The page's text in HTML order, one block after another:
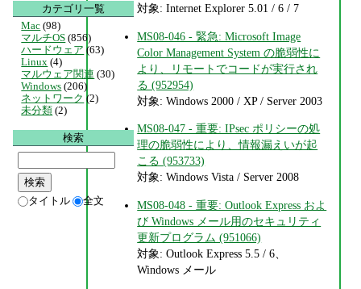
対象: Internet Explorer 5.01 / 6 / 7
MS08-046 - 緊急: Microsoft Image
Color Management System の脆弱性に
より、リモートでコードが実行され
る (952954)
対象: Windows 2000 / XP / Server 2003
MS08-047 - 重要: IPsec ポリシーの処
理の脆弱性により、情報漏えいが起
こる (953733)
対象: Windows Vista / Server 2008
MS08-048 - 重要: Outlook Express およ
び Windows メール用のセキュリティ
更新プログラム (951066)
対象: Outlook Express 5.5 / 6、
Windows メール
カテゴリ一覧
Mac (98)
マルチOS (856)
ハードウェア (63)
Linux (4)
マルウェア関連 (30)
Windows (206)
ネットワーク (2)
未分類 (2)
検索
タイトル 全文